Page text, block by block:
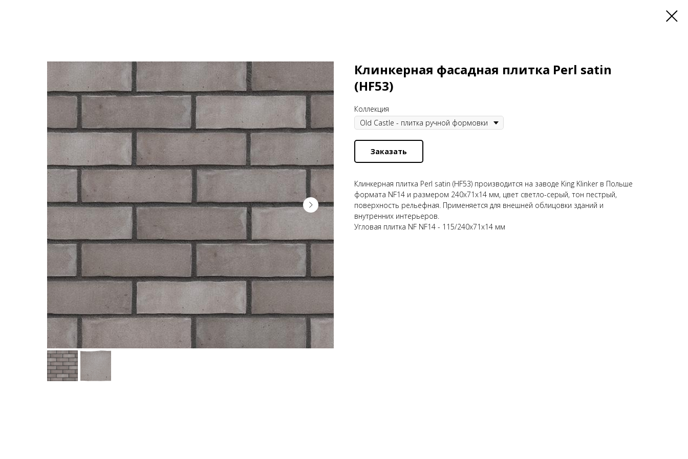
Клинкерная фасадная плитка Perl satin
(HF53)
Коллекция
Заказать
Клинкерная плитка Perl satin (HF53) производится на заводе King Klinker в Польше
формата NF14 и размером 240x71x14 мм, цвет светло-серый, тон пестрый,
поверхность рельефная. Применяется для внешней облицовки зданий и
внутренних интерьеров.
Угловая плитка NF NF14 - 115/240x71x14 мм